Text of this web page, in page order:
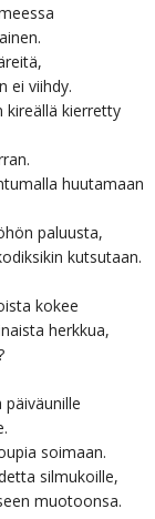
ei viihdy.
kireällä kierretty
huutamaan
paluusta,
kutsutaan.
kokee
herkkua,
soimaan.
silmukoille,
muotoonsa.